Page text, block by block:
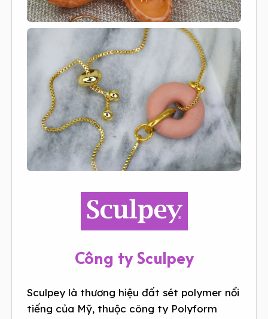
Công ty Sculpey
Sculpey là thương hiệu đất sét polymer nổi
tiếng của Mỹ, thuộc công ty Polyform